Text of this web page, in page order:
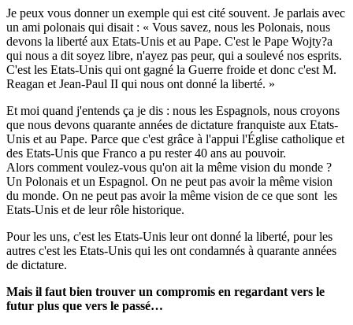
Je peux vous donner un exemple qui est cité souvent. Je parlais avec
un ami polonais qui disait : « Vous savez, nous les Polonais, nous
devons la liberté aux Etats-Unis et au Pape. C'est le Pape Wojty?a
qui nous a dit soyez libre, n'ayez pas peur, qui a soulevé nos esprits.
C'est les Etats-Unis qui ont gagné la Guerre froide et donc c'est M.
Reagan et Jean-Paul II qui nous ont donné la liberté. »
Et moi quand j'entends ça je dis : nous les Espagnols, nous croyons
que nous devons quarante années de dictature franquiste aux Etats-
Unis et au Pape. Parce que c'est grâce à l'appui l'Église catholique et
des Etats-Unis que Franco a pu rester 40 ans au pouvoir.
Alors comment voulez-vous qu'on ait la même vision du monde ?
Un Polonais et un Espagnol. On ne peut pas avoir la même vision
du monde. On ne peut pas avoir la même vision de ce que sont les
Etats-Unis et de leur rôle historique.
Pour les uns, c'est les Etats-Unis leur ont donné la liberté, pour les
autres c'est les Etats-Unis qui les ont condamnés à quarante années
de dictature.
Mais il faut bien trouver un compromis en regardant vers le
futur plus que vers le passé…